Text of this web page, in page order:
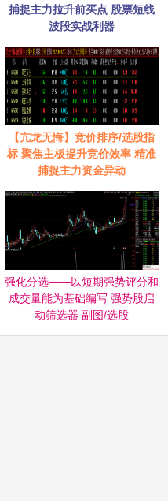
捕捉主力拉升前买点 股票短线
波段实战利器
【亢龙无悔】竞价排序/选股指
标 聚焦主板提升竞价效率 精准
捕捉主力资金异动
强化分选——以短期强势评分和
成交量能为基础编写 强势股启
动筛选器‌ 副图/选股